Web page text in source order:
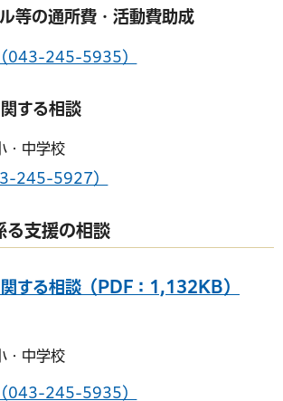
等の通所費・活動費助成
043-245-5935）
する相談
・中学校
245-5927）
る支援の相談
する相談（PDF：1,132KB）
・中学校
043-245-5935）